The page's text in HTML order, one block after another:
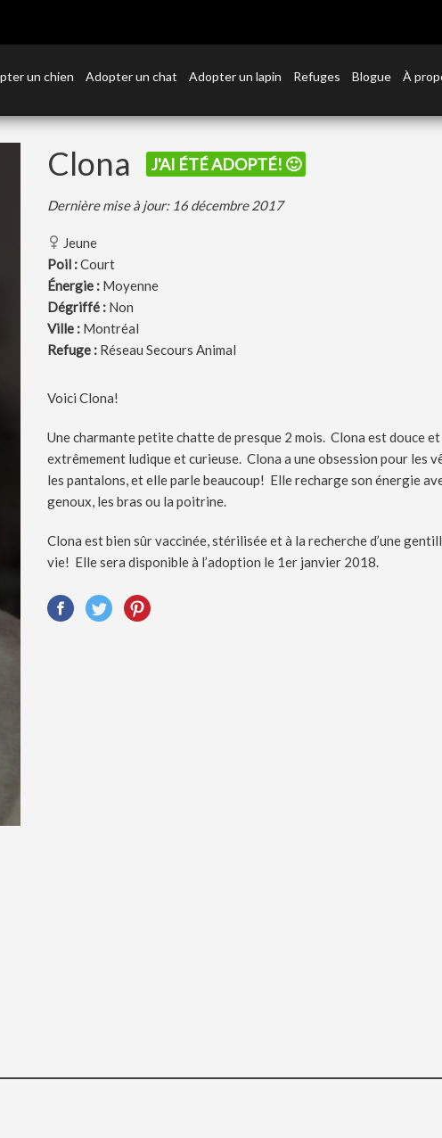
un chien Adopter un chat Adopter un lapin Refuges Blogue À
Clona J'AI ÉTÉ ADOPTÉ! 🙂
Dernière mise à jour: 16 décembre 2017
Jeune
Poil :Court
Énergie : Moyenne
Dégriffé : Non
Ville : Montréal
Refuge : Réseau Secours Animal
Voici Clona!
Une charmante petite chatte de presque 2 mois. Clona est douce
extrêmement ludique et curieuse. Clona a une obsession pour les
les pantalons, et elle parle beaucoup! Elle recharge son énergie
genoux, les bras ou la poitrine.
Clona est bien sûr vaccinée, stérilisée et à la recherche d’une
vie! Elle sera disponible à l’adoption le 1er janvier 2018.